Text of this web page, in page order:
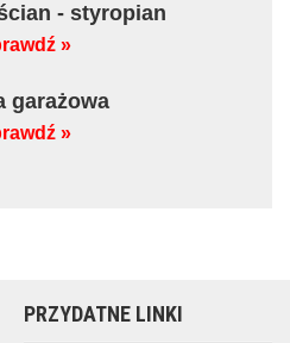
- styropian
»
garażowa
»
PRZYDATNE LINKI